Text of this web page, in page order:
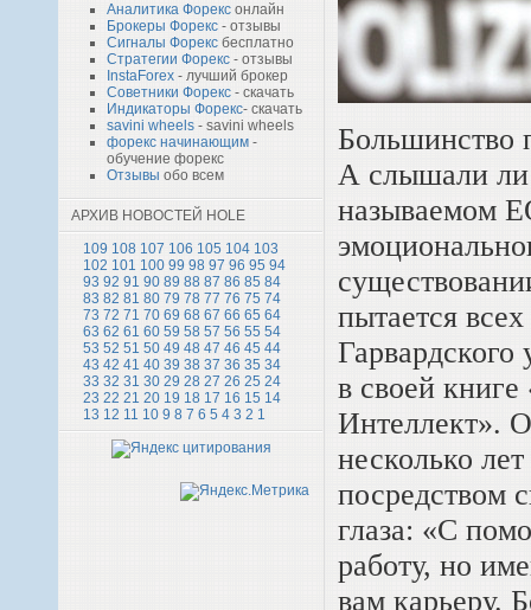
Аналитика Форекс онлайн
Брокеры Форекс - отзывы
Сигналы Форекс бесплатно
Стратегии Форекс - отзывы
InstaForex - лучший брокер
Советники Форекс - скачать
Индикаторы Форекс- скачать
savini wheels - savini wheels
форекс начинающим -
обучение форекс
Отзывы обо всем
АРХИВ НОВОСТЕЙ HOLE
109 108 107 106 105 104 103
102 101 100 99 98 97 96 95 94
93 92 91 90 89 88 87 86 85 84
83 82 81 80 79 78 77 76 75 74
73 72 71 70 69 68 67 66 65 64
63 62 61 60 59 58 57 56 55 54
53 52 51 50 49 48 47 46 45 44
43 42 41 40 39 38 37 36 35 34
33 32 31 30 29 28 27 26 25 24
23 22 21 20 19 18 17 16 15 14
13 12 11 10 9 8 7 6 5 4 3 2 1
Большинство
А слышали ли
называемом
пытается
Гарвардского
в своей
Интеллект».
несколько
посредством
глаза: «С
работу, но
вам карьеру.